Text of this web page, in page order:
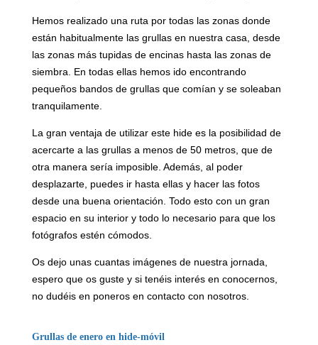
Hemos realizado una ruta por todas las zonas donde
están habitualmente las grullas en nuestra casa, desde
las zonas más tupidas de encinas hasta las zonas de
siembra. En todas ellas hemos ido encontrando
pequeños bandos de grullas que comían y se soleaban
tranquilamente.
La gran ventaja de utilizar este hide es la posibilidad de
acercarte a las grullas a menos de 50 metros, que de
otra manera sería imposible. Además, al poder
desplazarte, puedes ir hasta ellas y hacer las fotos
desde una buena orientación. Todo esto con un gran
espacio en su interior y todo lo necesario para que los
fotógrafos estén cómodos.
Os dejo unas cuantas imágenes de nuestra jornada,
espero que os guste y si tenéis interés en conocernos,
no dudéis en poneros en contacto con nosotros.
Grullas de enero en hide-móvil